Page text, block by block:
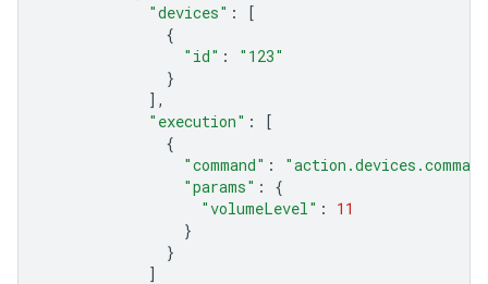
"devices" :
[
{
"id" :
"123"
}
],
"execution" :
[
{
"command" :
"params" :
{
"volumeLevel" :
11
}
}
]